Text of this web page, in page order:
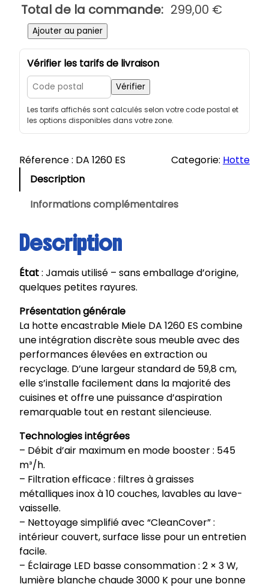
Total de la commande: 299,00 €
é
e
i
e
o
t
e
e
n
c
a
s
t
r
a
b
l
e
D
A
1
2
6
0
E
Ajouter au panier
Vérifier les tarifs de livraison
Vérifier
Les tarifs affichés sont calculés selon votre code postal et
les options disponibles dans votre zone.
Réference : DA 1260 ES Categorie: Hotte
Description
Informations complémentaires
Description
État: Jamais utilisé – sans emballage d’origine,
quelques petites rayures.
Présentation générale
La hotte encastrable Miele DA 1260 ES combine
une intégration discrète sous meuble avec des
performances élevées en extraction ou
recyclage. D’une largeur standard de 59,8 cm,
elle s’installe facilement dans la majorité des
cuisines et offre une puissance d’aspiration
remarquable tout en restant silencieuse.
Technologies intégrées
– Débit d’air maximum en mode booster : 545
m³/h.
– Filtration efficace : filtres à graisses
métalliques inox à 10 couches, lavables au lave-
vaisselle.
– Nettoyage simplifié avec “CleanCover” :
intérieur couvert, surface lisse pour un entretien
facile.
– Éclairage LED basse consommation : 2 × 3 W,
lumière blanche chaude 3000 K pour une bonne